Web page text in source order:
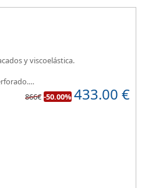
y viscoelástica.
y confort a la hora de
866€ -50.00% 433.00 €